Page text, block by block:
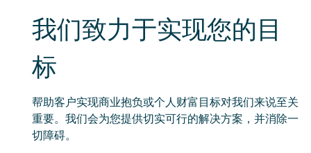
我们致力于实现您的目
标
帮助客户实现商业抱负或个人财富目标对我们来说至关
重要。我们会为您提供切实可行的解决方案，并消除一
切障碍。